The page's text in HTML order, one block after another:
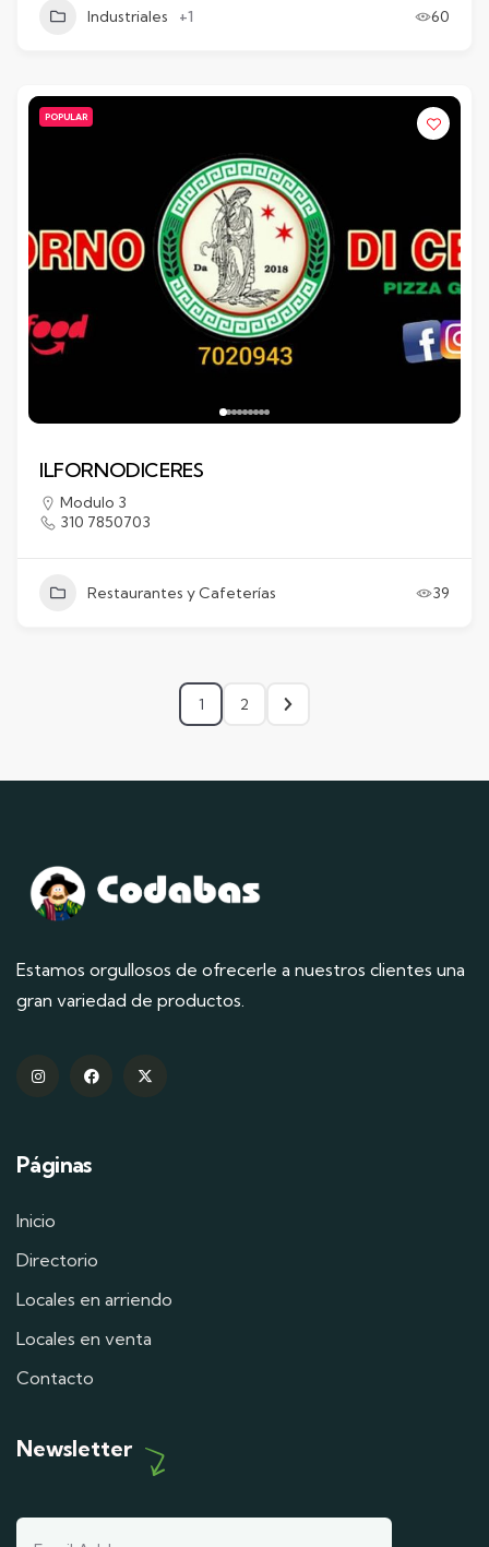
Industriales +1 60
POPULAR
ILFORNODICERES
Modulo 3
310 7850703
Restaurantes y Cafeterías 39
1 2
Estamos orgullosos de ofrecerle a nuestros clientes una
gran variedad de productos.
Páginas
Inicio
Directorio
Locales en arriendo
Locales en venta
Contacto
Newsletter